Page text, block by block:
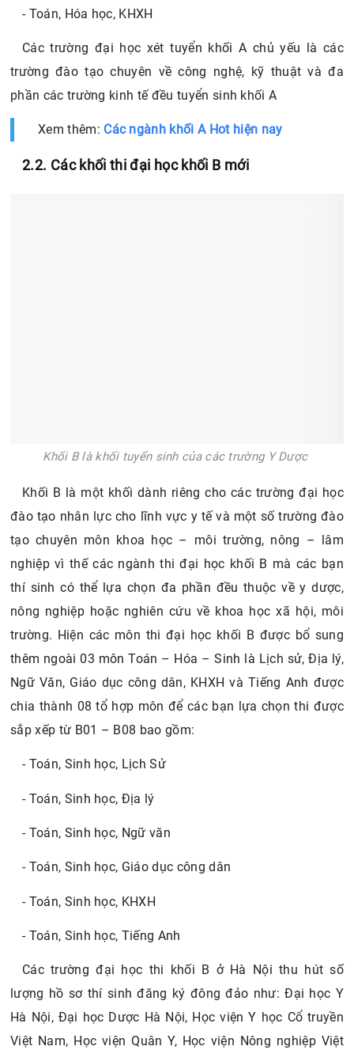
- Toán, Hóa học, KHXH
Các trường đại học xét tuyển khối A chủ yếu là các
trường đào tạo chuyên về công nghệ, kỹ thuật và đa
phần các trường kinh tế đều tuyển sinh khối A
Xem thêm: Các ngành khối A Hot hiện nay
2.2. Các khối thi đại học khối B mới
Khối B là khối tuyển sinh của các trường Y Dược
Khối B là một khối dành riêng cho các trường đại học
đào tạo nhân lực cho lĩnh vực y tế và một số trường đào
tạo chuyên môn khoa học – môi trường, nông – lâm
nghiệp vì thế các ngành thi đại học khối B mà các bạn
thí sinh có thể lựa chọn đa phần đều thuộc về y dược,
nông nghiệp hoặc nghiên cứu về khoa học xã hội, môi
trường. Hiện các môn thi đại học khối B được bổ sung
thêm ngoài 03 môn Toán – Hóa – Sinh là Lịch sử, Địa lý,
Ngữ Văn, Giáo dục công dân, KHXH và Tiếng Anh được
chia thành 08 tổ hợp môn để các bạn lựa chọn thi được
sắp xếp từ B01 – B08 bao gồm:
- Toán, Sinh học, Lịch Sử
- Toán, Sinh học, Địa lý
- Toán, Sinh học, Ngữ văn
- Toán, Sinh học, Giáo dục công dân
- Toán, Sinh học, KHXH
- Toán, Sinh học, Tiếng Anh
Các trường đại học thi khối B ở Hà Nội thu hút số
lượng hồ sơ thí sinh đăng ký đông đảo như: Đại học Y
Hà Nội, Đại học Dược Hà Nội, Học viện Y học Cổ truyền
Việt Nam, Học viện Quân Y, Học viện Nông nghiệp Việt